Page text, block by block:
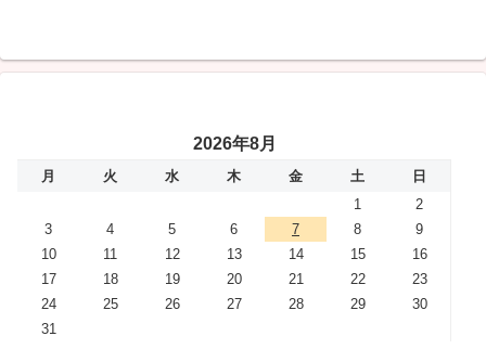
2026年8月
月 火 水 木 金 土
日
1
2
3
4 5 6 7 8
9
10
11 12 13 14 15
16
17
18 19 20 21 22
23
24
25 26 27 28 29
30
31